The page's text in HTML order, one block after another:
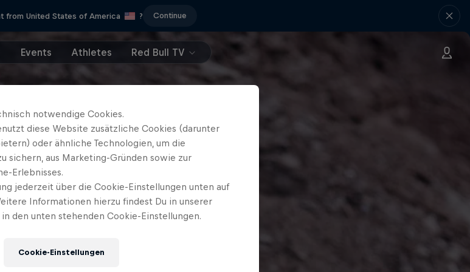
from United States of America ? Continue
Events Athletes Red Bull TV
notwendige Cookies.
diese Website zusätzliche Cookies (darunter
oder ähnliche Technologien, um die
sichern, aus Marketing-Gründen sowie zur
Erlebnisses.
jederzeit über die Cookie-Einstellungen unten auf
Informationen hierzu findest Du in unserer
in den unten stehenden Cookie-Einstellungen.
Cookie-Einstellungen